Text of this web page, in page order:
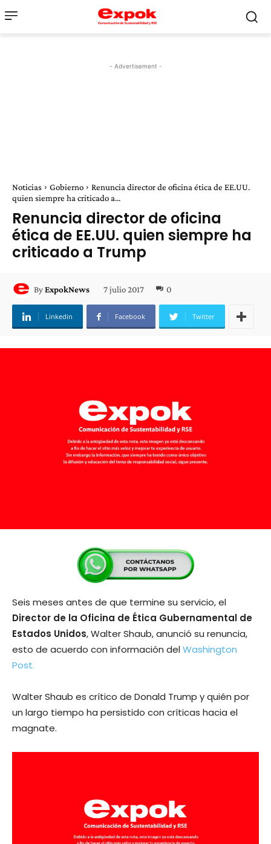
- Advertisement -
Noticias Gobierno
Renuncia director de oficina ética de EE.UU.
quien siempre ha criticado a...
Renuncia director de oficina
ética de EE.UU. quien siempre ha
criticado a Trump
ByExpokNews 7 julio 2017 0
Linkedin Facebook Twitter
Seis meses antes de que termine su servicio, el
Director de la Oficina de Ética Gubernamental de
Estados Unidos, Walter Shaub, anunció su renuncia,
esto de acuerdo con información delWashington
Post.
Walter Shaub es crítico de Donald Trump y quién por
un largo tiempo ha persistido con críticas hacia el
magnate.